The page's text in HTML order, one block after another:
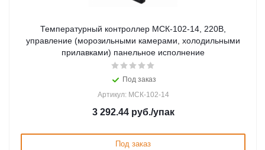
Температурный контроллер МСК-102-14, 220В,
управление (морозильными камерами, холодильными
прилавками) панельное исполнение
Под заказ
Артикул: МСК-102-14
3 292.44руб./упак
Под заказ